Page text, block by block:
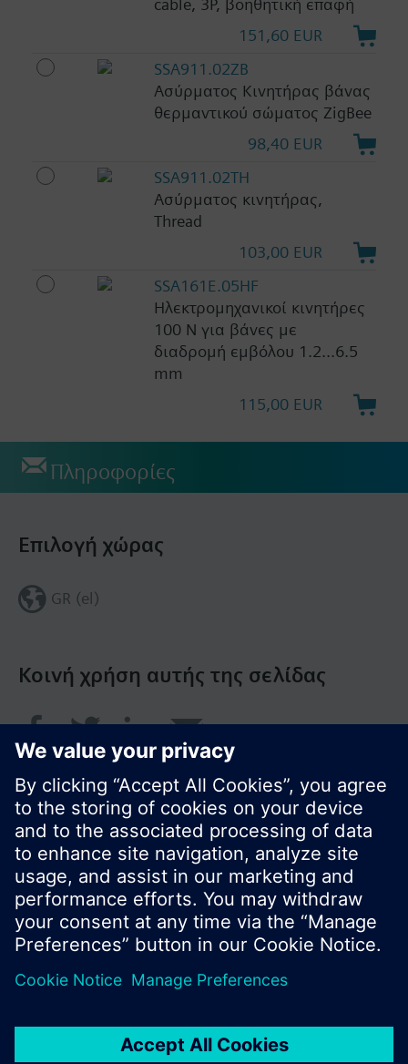
cable, 3P, βοηθητική επαφή
151,60 EUR
SSA911.02ZB
Ασύρματος Κινητήρας βάνας
θερμαντικού σώματος ZigBee
98,40 EUR
SSA911.02TH
Ασύρματος κινητήρας,
Thread
103,00 EUR
SSA161E.05HF
Ηλεκτρομηχανικοί κινητήρες
100 N για βάνες με
διαδρομή εμβόλου 1.2...6.5
mm
115,00 EUR
Πληροφορίες
Κοινή χρήση αυτής της σελίδας
Επιλογή χώρας
GR (el)
© Siemens Greece 2017
Το χαρτοφυλάκιο προϊόντων και οι τιμές μπορεί